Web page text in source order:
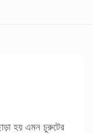
হয় এমন চুরুটের